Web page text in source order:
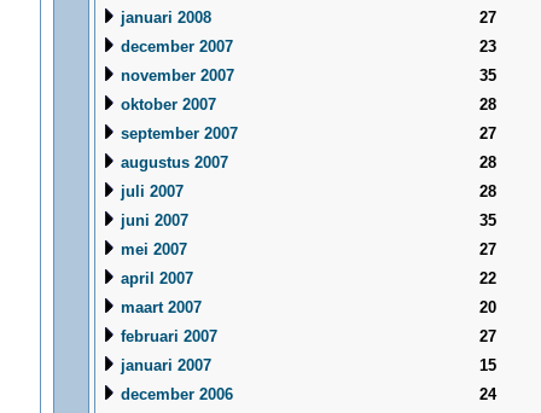
januari 2008
27
december 2007
23
november 2007
35
oktober 2007
28
september 2007
27
augustus 2007
28
juli 2007
28
juni 2007
35
mei 2007
27
april 2007
22
maart 2007
20
februari 2007
27
januari 2007
15
december 2006
24